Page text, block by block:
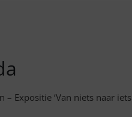
– Expositie ‘Van niets naar iets